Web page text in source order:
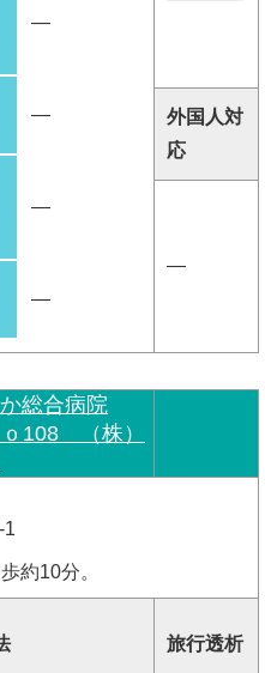
―
―
―
―
外国人対
応
―
総合病院
108 （株）
1
約10分。
旅行透析